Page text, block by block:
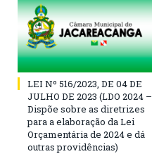
LEI Nº 516/2023, DE 04 DE
JULHO DE 2023 (LDO 2024 –
Dispõe sobre as diretrizes
para a elaboração da Lei
Orçamentária de 2024 e dá
outras providências)